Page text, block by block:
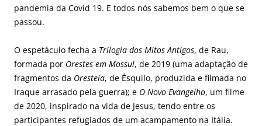
pandemia da Covid 19. E todos nós sabemos bem o que se
passou.
O espetáculo fecha a Trilogia dos Mitos Antigos, de Rau,
formada por Orestes em Mossul, de 2019 (uma adaptação de
fragmentos da Oresteia, de Ésquilo, produzida e filmada no
Iraque arrasado pela guerra); e O Novo Evangelho, um filme
de 2020, inspirado na vida de Jesus, tendo entre os
participantes refugiados de um acampamento na Itália.